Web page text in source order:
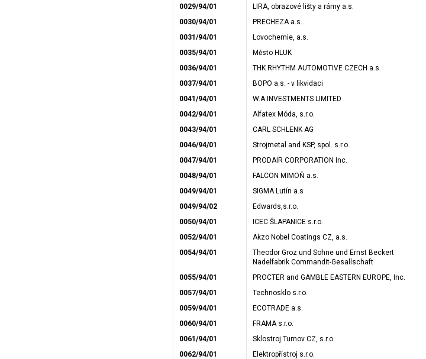
0029/94/01
LIRA, obrazové lišty a rámy a.s.
0030/94/01
PRECHEZA a.s..
0031/94/01
Lovochemie, a.s.
0035/94/01
Město HLUK
0036/94/01
THK RHYTHM AUTOMOTIVE CZECH a.s.
0037/94/01
BOPO a.s. - v likvidaci
0041/94/01
W.A.INVESTMENTS LIMITED
0042/94/01
Alfatex Móda, s.r.o.
0043/94/01
CARL SCHLENK AG
0046/94/01
Strojmetal and KSP, spol. s r.o.
0047/94/01
PRODAIR CORPORATION Inc.
0048/94/01
FALCON MIMOŇ a.s.
0049/94/01
SIGMA Lutín a.s
0049/94/02
Edwards,s.r.o.
0050/94/01
ICEC ŠLAPANICE s.r.o.
0052/94/01
Akzo Nobel Coatings CZ, a.s.
0054/94/01
Theodor Groz und Sohne und Ernst Beckert
Nadelfabrik Commandit-Gesallschaft
0055/94/01 PROCTER and GAMBLE EASTERN EUROPE, Inc.
0057/94/01
Technosklo s.r.o.
0059/94/01
ECOTRADE a.s.
0060/94/01
FRAMA s.r.o.
0061/94/01
Sklostroj Turnov CZ, s.r.o.
0062/94/01
Elektropřístroj s.r.o.